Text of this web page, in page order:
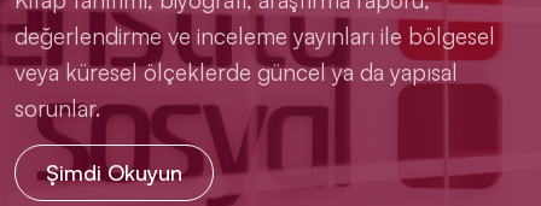
değerlendirme ve inceleme yayınları ile bölgesel
veya küresel ölçeklerde güncel ya da yapısal
sorunlar.
Şimdi Okuyun